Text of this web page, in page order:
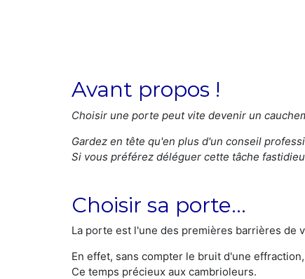
Avant propos !
Choisir une porte peut vite devenir un
Gardez en tête qu'en plus d'un conseil
Si vous préférez déléguer cette tâche
Choisir sa porte...
La porte est l'une des premières barrières de
En effet, sans compter le bruit d'une
Ce temps précieux aux cambrioleurs.